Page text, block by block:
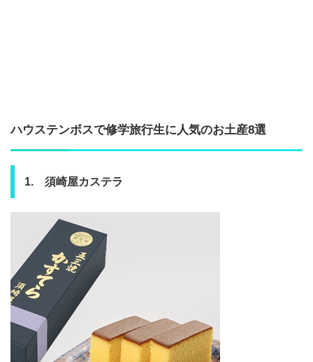
ハウステンボスで修学旅行生に人気のお土産8選
1. 須崎屋カステラ